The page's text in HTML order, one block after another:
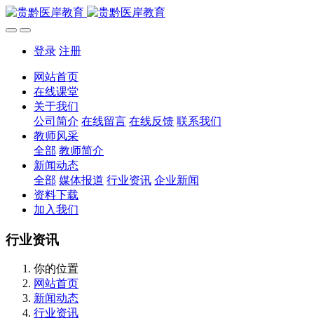
登录 注册
网站首页
在线课堂
关于我们
公司简介 在线留言 在线反馈 联系我们
教师风采
全部 教师简介
新闻动态
全部 媒体报道 行业资讯 企业新闻
资料下载
加入我们
行业资讯
你的位置
网站首页
新闻动态
行业资讯